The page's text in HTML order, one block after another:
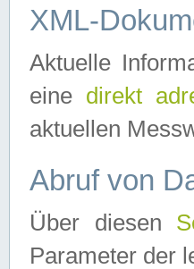
XML-
Aktuelle
eine direkt
aktuellen
Abruf von
Über diesen
Parameter der